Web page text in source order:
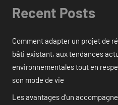
Recent Posts
Comment adapter un projet de
bâti existant, aux tendances
environnementales tout en
son mode de vie
Les avantages d’un